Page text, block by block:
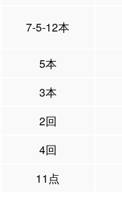
7-5-12本
5本
3本
2回
4回
11点